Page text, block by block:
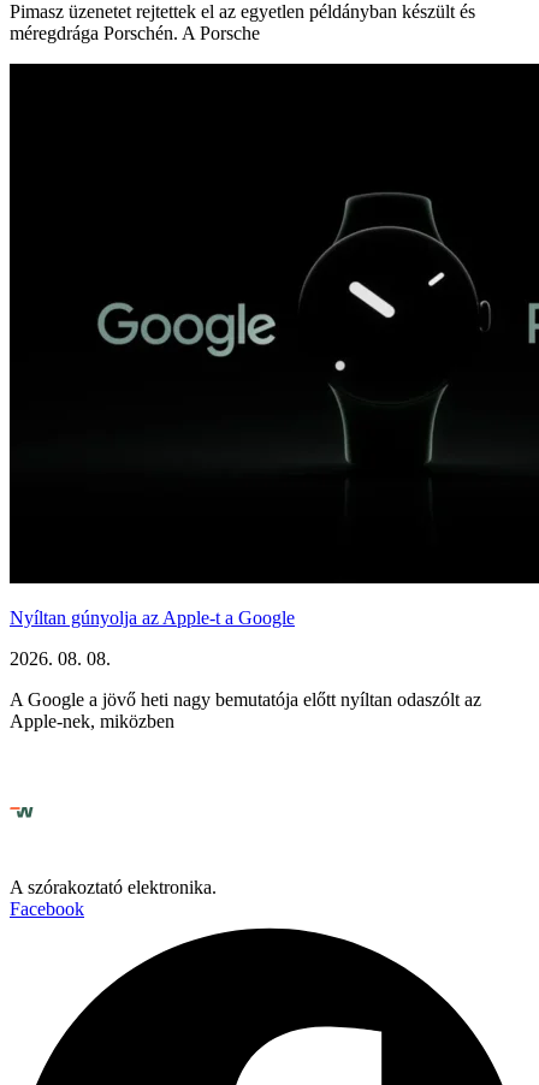
Pimasz üzenetet rejtettek el az egyetlen példányban készült és
méregdrága Porschén. A Porsche
Nyíltan gúnyolja az Apple-t a Google
2026. 08. 08.
A Google a jövő heti nagy bemutatója előtt nyíltan odaszólt az
Apple-nek, miközben
A szórakoztató elektronika.
Facebook